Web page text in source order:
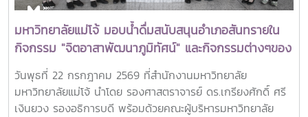
ตะวันออกเฉียงใต้ ตลอดจนเป็นแบบอย่างที่สะท้อนค่านิยมและ
ปรัชญาของ SEARCA ผ่านความสำเร็จในวิชาชีพ การบริการ
สาธารณะ และการอุทิศตนเพื่อส่วนรวมในปี 2026 การพิจารณา
รางวัลครอบคลุมผลงานสำคัญ 4 ด้าน ได้แก่ การสอน
(Teaching) การวิจัย (Research) การบริการสาธารณะและการ
พัฒนาชุมชน (Public Service and Community
Development) และธุรกิจการเกษตรและการเป็นผู้ประกอบการ
มหาวิทยาลัยแม่โจ้ มอบน้ำดื่มสนับสนุนอำเภอสันทรายใน
กิจกรรม "จิตอาสาพัฒนาภูมิทัศน์" และกิจกรรมต่างๆของ
อำเภอสันทราย
วันพุธที่ 22 กรกฎาคม 2569 ที่สำนักงานมหาวิทยาลัย
มหาวิทยาลัยแม่โจ้ นำโดย รองศาสตราจารย์ ดร.เกรียงศักดิ์ ศรี
เงินยวง รองอธิการบดี พร้อมด้วยคณะผู้บริหารมหาวิทยาลัย